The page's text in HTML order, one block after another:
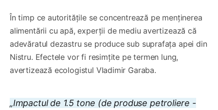
În timp ce autoritățile se concentrează pe menținerea
alimentării cu apă, experții de mediu avertizează că
adevăratul dezastru se produce sub suprafața apei din
Nistru. Efectele vor fi resimțite pe termen lung,
avertizează ecologistul Vladimir Garaba.
„Impactul de 1.5 tone (de produse petroliere -